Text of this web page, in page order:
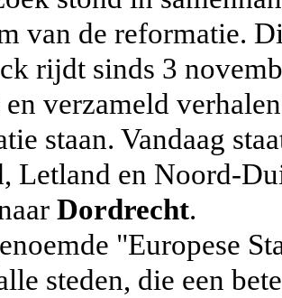
van de reformatie.
rijdt sinds 3
en verzameld
staan. Vandaag
Letland en Noord-
Dordrecht.
"Europese
steden, die een